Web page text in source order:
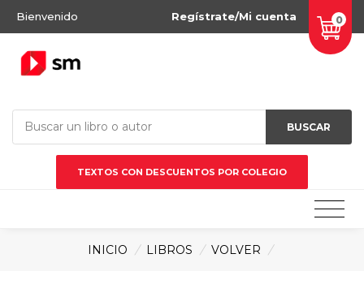
Bienvenido 0
Regístrate/Mi cuenta
BUSCAR
TEXTOS CON DESCUENTOS POR COLEGIO
INICIO / LIBROS / VOLVER /